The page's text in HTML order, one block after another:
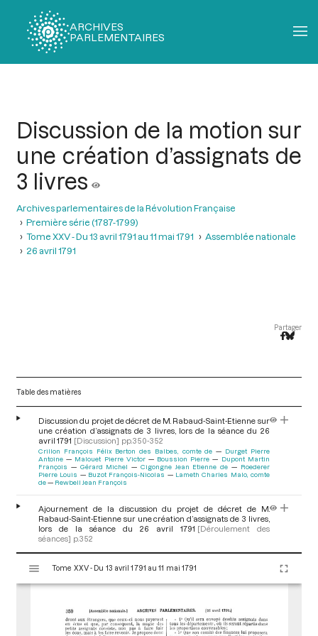
ARCHIVES
PARLEMENTAIRES
Discussion de la motion sur
une création d’assignats de
3 livres
Archives parlementaires de la Révolution Française
Première série (1787-1799)
Tome XXV - Du 13 avril 1791 au 11 mai 1791
Assemblée nationale
26 avril 1791
Partager
Table des matières
Discussion du projet de décret de M. Rabaud-Saint-Etienne sur
une création d’assignats de 3 livres, lors de la séance du 26
avril 1791 [Discussion] pp.350-352
Crillon François Félix Berton des Balbes, comte de
Durget Pierre
Antoine
Malouet Pierre Victor Boussion Pierre
Dupont Martin
François
Gérard Michel Cigongne Jean Etienne de
Roederer
Pierre Louis
Buzot François-Nicolas
Lameth Charles Malo, comte
de
Rewbell Jean François
Ajournement de la discussion du projet de décret de M.
Rabaud-Saint-Etienne sur une création d’assignats de 3 livres,
lors de la séance du 26 avril 1791 [Déroulement des
séances] p.352
s
Tome XXV - Du 13 avril 1791 au 11 mai 1791